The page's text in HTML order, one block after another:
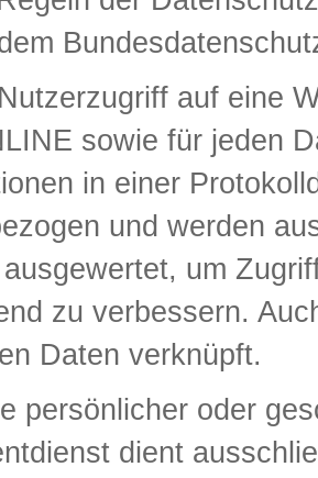
auf eine
sowie für jeden
in einer
und werden
um
zu verbessern.
Daten verknüpft.
persönlicher oder
dient